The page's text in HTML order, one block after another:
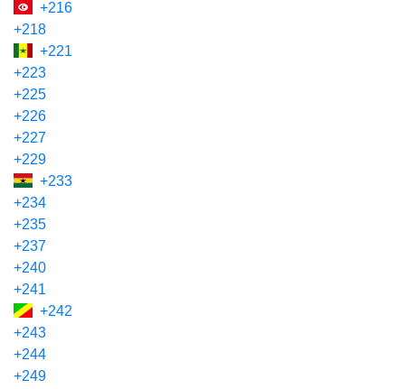
+216
+218
+221
+223
+225
+226
+227
+229
+233
+234
+235
+237
+240
+241
+242
+243
+244
+249